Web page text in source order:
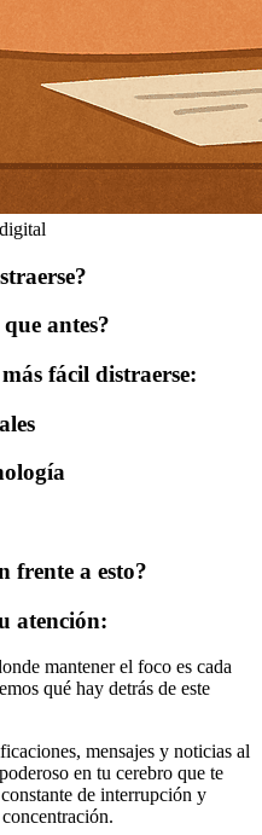
antes?
fácil distraerse:
frente a esto?
atención:
mantener el foco es cada
qué hay detrás de este
mensajes y noticias al
en tu cerebro que te
de interrupción y